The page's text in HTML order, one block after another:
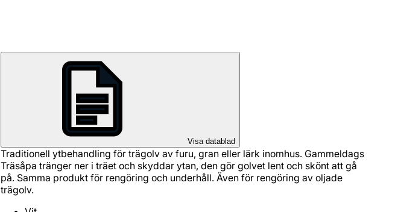
Visa datablad
Traditionell ytbehandling för trägolv av furu, gran eller lärk inomhus. Gammeldags
Träsåpa tränger ner i träet och skyddar ytan, den gör golvet lent och skönt att gå
på. Samma produkt för rengöring och underhåll. Även för rengöring av oljade
trägolv.